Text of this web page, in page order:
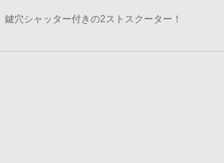
鍵穴シャッター付きの2ストスクーター！